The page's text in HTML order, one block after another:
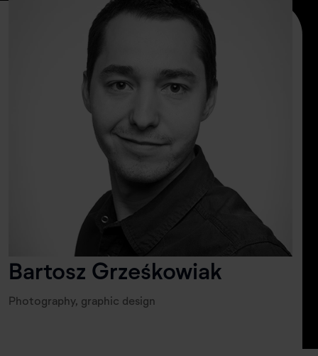
Bartosz Grześkowiak
Photography, graphic design